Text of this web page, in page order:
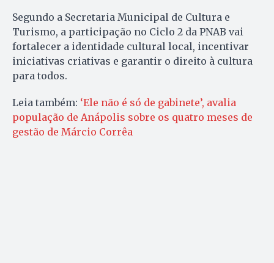
Segundo a Secretaria Municipal de Cultura e
Turismo, a participação no Ciclo 2 da PNAB vai
fortalecer a identidade cultural local, incentivar
iniciativas criativas e garantir o direito à cultura
para todos.
Leia também: ‘Ele não é só de gabinete’, avalia
população de Anápolis sobre os quatro meses de
gestão de Márcio Corrêa